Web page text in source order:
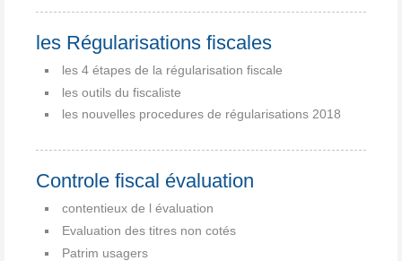
les Régularisations fiscales
les 4 étapes de la régularisation fiscale
les outils du fiscaliste
les nouvelles procedures de régularisations 2018
Controle fiscal évaluation
contentieux de l évaluation
Evaluation des titres non cotés
Patrim usagers